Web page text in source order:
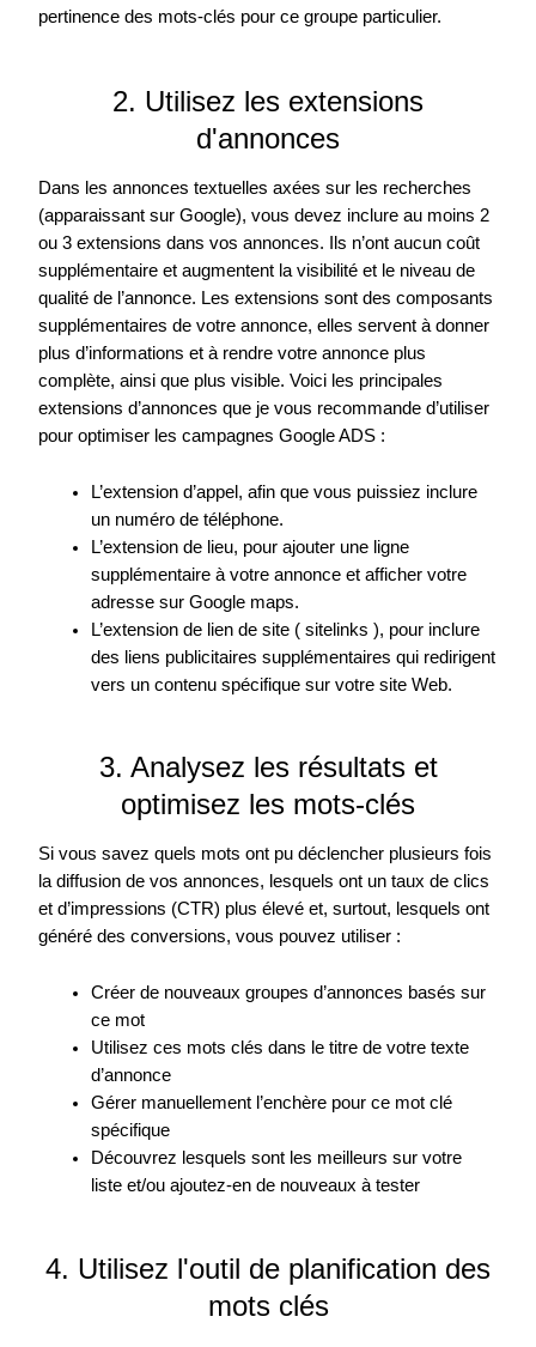
pertinence des mots-clés pour ce groupe particulier.
2. Utilisez les extensions
d'annonces
Dans les annonces textuelles axées sur les recherches
(apparaissant sur Google), vous devez inclure au moins 2
ou 3 extensions dans vos annonces. Ils n’ont aucun coût
supplémentaire et augmentent la visibilité et le niveau de
qualité de l’annonce. Les extensions sont des composants
supplémentaires de votre annonce, elles servent à donner
plus d’informations et à rendre votre annonce plus
complète, ainsi que plus visible. Voici les principales
extensions d’annonces que je vous recommande d’utiliser
pour optimiser les campagnes Google ADS :
L’extension d’appel, afin que vous puissiez inclure
un numéro de téléphone.
L’extension de lieu, pour ajouter une ligne
supplémentaire à votre annonce et afficher votre
adresse sur Google maps.
L’extension de lien de site ( sitelinks ), pour inclure
des liens publicitaires supplémentaires qui redirigent
vers un contenu spécifique sur votre site Web.
3. Analysez les résultats et
optimisez les mots-clés
Si vous savez quels mots ont pu déclencher plusieurs fois
la diffusion de vos annonces, lesquels ont un taux de clics
et d’impressions (CTR) plus élevé et, surtout, lesquels ont
généré des conversions, vous pouvez utiliser :
Créer de nouveaux groupes d’annonces basés sur
ce mot
Utilisez ces mots clés dans le titre de votre texte
d’annonce
Gérer manuellement l’enchère pour ce mot clé
spécifique
Découvrez lesquels sont les meilleurs sur votre
liste et/ou ajoutez-en de nouveaux à tester
4. Utilisez l'outil de planification des
mots clés